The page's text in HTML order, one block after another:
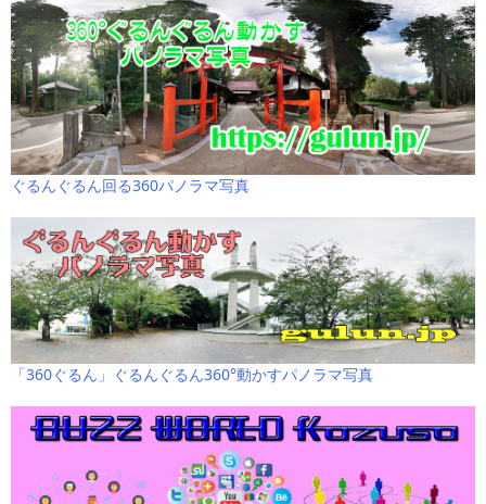
ぐるんぐるん回る360パノラマ写真
「360ぐるん」ぐるんぐるん360°動かすパノラマ写真